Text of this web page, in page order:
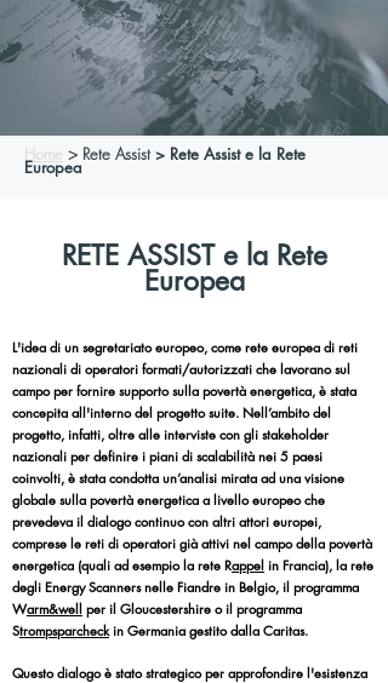
Home > Rete Assist> Rete Assist e la Rete
Europea
RETE ASSIST e la Rete
Europea
L'idea di un segretariato europeo, come rete europea di reti
nazionali di operatori formati/autorizzati che lavorano sul
campo per fornire supporto sulla povertà energetica, è stata
concepita all'interno del progetto suite. Nell’ambito del
progetto, infatti, oltre alle interviste con gli stakeholder
nazionali per definire i piani di scalabilità nei 5 paesi
coinvolti, è stata condotta un’analisi mirata ad una visione
globale sulla povertà energetica a livello europeo che
prevedeva il dialogo continuo con altri attori europei,
comprese le reti di operatori già attivi nel campo della povertà
energetica (quali ad esempio la rete Rappel in Francia), la rete
degli Energy Scanners nelle Fiandre in Belgio, il programma
Warm&well per il Gloucestershire o il programma
Strompsparcheckin Germania gestito dalla Caritas.
Questo dialogo è stato strategico per approfondire l'esistenza